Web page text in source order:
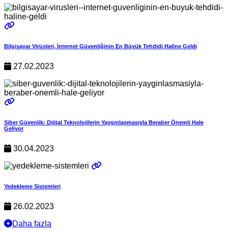
Bilgisayar Virüsleri, İnternet Güvenliğinin En Büyük Tehdidi Haline Geldi
27.02.2023
Siber Güvenlik: Dijital Teknolojilerin Yaygınlaşmasıyla Beraber Önemli Hale
Geliyor
30.04.2023
Yedekleme Sistemleri
26.02.2023
Daha fazla